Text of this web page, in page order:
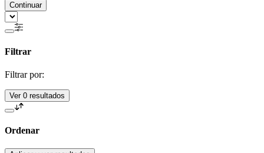
Continuar
Filtrar
Filtrar por:
Ver 0 resultados
Ordenar